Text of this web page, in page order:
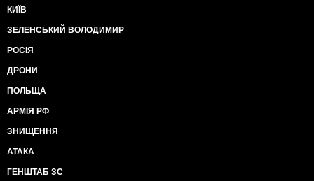
КИЇВ
ЗЕЛЕНСЬКИЙ ВОЛОДИМИР
РОСІЯ
ДРОНИ
ПОЛЬЩА
АРМІЯ РФ
ЗНИЩЕННЯ
АТАКА
ГЕНШТАБ ЗС